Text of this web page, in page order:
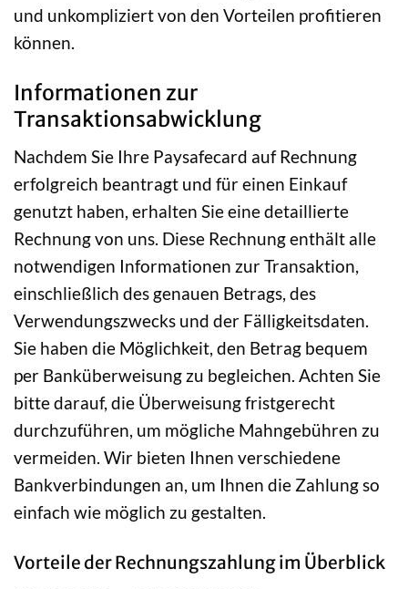
und unkompliziert von den Vorteilen profitieren
können.
Informationen zur
Transaktionsabwicklung
Nachdem Sie Ihre Paysafecard auf Rechnung
erfolgreich beantragt und für einen Einkauf
genutzt haben, erhalten Sie eine detaillierte
Rechnung von uns. Diese Rechnung enthält alle
notwendigen Informationen zur Transaktion,
einschließlich des genauen Betrags, des
Verwendungszwecks und der Fälligkeitsdaten.
Sie haben die Möglichkeit, den Betrag bequem
per Banküberweisung zu begleichen. Achten Sie
bitte darauf, die Überweisung fristgerecht
durchzuführen, um mögliche Mahngebühren zu
vermeiden. Wir bieten Ihnen verschiedene
Bankverbindungen an, um Ihnen die Zahlung so
einfach wie möglich zu gestalten.
Vorteile der Rechnungszahlung im Überblick